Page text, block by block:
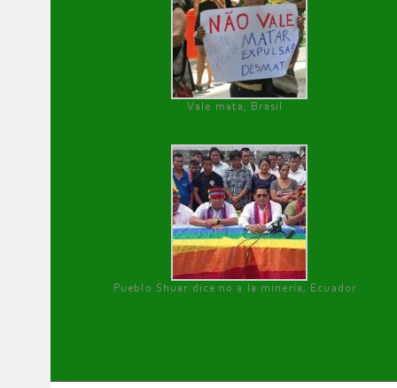
Vale mata, Brasil
Pueblo Shuar dice no a la minería, Ecuador